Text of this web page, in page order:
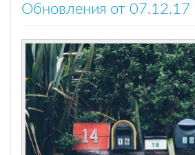
Обновления от 07.12.17